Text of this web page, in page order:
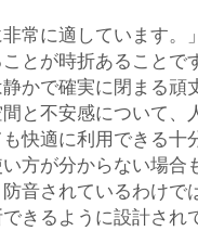
常に適しています。
とが時折あることで
かで確実に閉まる頑
と不安感について、
快適に利用できる十
方が分からない場合
音されているわけで
きるように設計され